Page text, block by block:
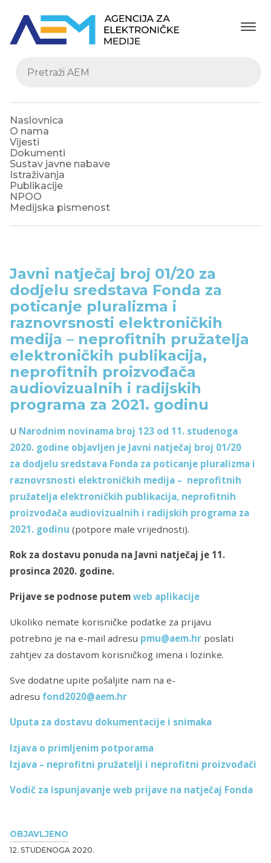
Naslovnica
O nama
Vijesti
Dokumenti
Sustav javne nabave
Istraživanja
Publikacije
NPOO
Medijska pismenost
OBJAVLJENO
12. STUDENOGA 2020.
Javni natječaj broj 01/20 za
dodjelu sredstava Fonda za
poticanje pluralizma i
raznovrsnosti elektroničkih
medija – neprofitnih pružatelja
elektroničkih publikacija,
neprofitnih proizvođača
audiovizualnih i radijskih
programa za 2021. godinu
U Narodnim novinama broj 123 od 11. studenoga
2020. godine objavljen je Javni natječaj broj 01/20
za dodjelu sredstava Fonda za poticanje pluralizma i
raznovrsnosti elektroničkih medija – neprofitnih
pružatelja elektroničkih publikacija, neprofitnih
proizvođača audiovizualnih i radijskih programa za
2021. godinu (potpore male vrijednosti).
Rok za dostavu ponuda na Javni natječaj je 11.
prosinca 2020. godine.
Prijave se podnose putem web aplikacije
Ukoliko nemate korisničke podatke za prijavu
potrebno je na e-mail adresu pmu@aem.hr poslati
zahtjev za dostavom korisničkog imena i lozinke.
Sve dodatne upite pošaljite nam na e-
adresu fond2020@aem.hr
Uputa za dostavu dokumentacije i snimaka
Izjava o primljenim potporama
Izjava – neprofitni pružatelji i neprofitni proizvođači
Vodič za ispunjavanje web prijave na natječaj Fonda